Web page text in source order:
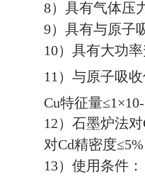
8）具有气体压
9）具有与原子
10）具有大功
11）与原子吸
Cu特征量≤1×10-
12）石墨炉法
对Cd精密度≤5%
13）使用条件：